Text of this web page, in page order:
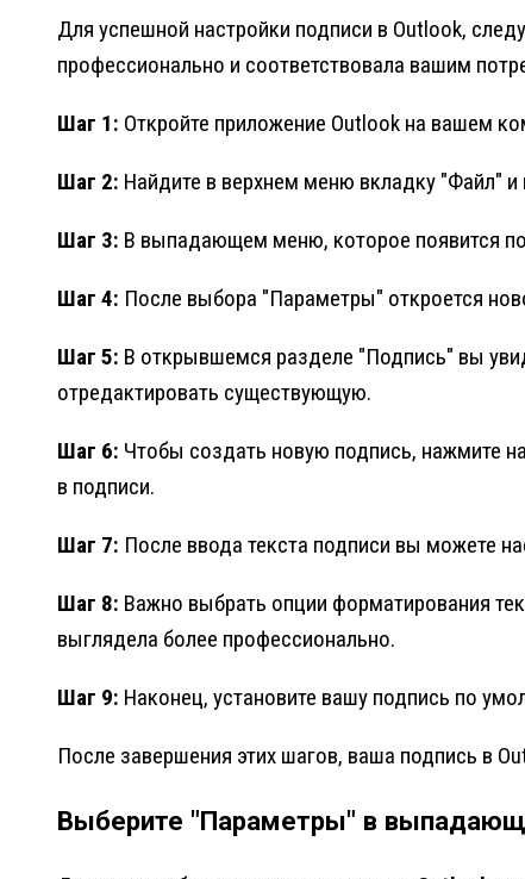
Для успешной настройки подписи в Outlook,
профессионально и соответствовала вашим
Шаг 1: Откройте приложение Outlook на вашем
Шаг 2: Найдите в верхнем меню вкладку "Файл" и
Шаг 3: В выпадающем меню, которое появится
Шаг 4: После выбора "Параметры" откроется
Шаг 5: В открывшемся разделе "Подпись" вы
отредактировать существующую.
Шаг 6: Чтобы создать новую подпись, нажмите
в подписи.
Шаг 7: После ввода текста подписи вы можете
Шаг 8: Важно выбрать опции форматирования
выглядела более профессионально.
Шаг 9: Наконец, установите вашу подпись по
После завершения этих шагов, ваша подпись в
Выберите "Параметры" в